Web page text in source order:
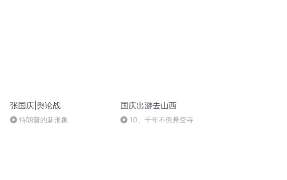
张国庆|舆论战
特朗普的新形象
国庆出游去山西
10、千年不倒悬空寺